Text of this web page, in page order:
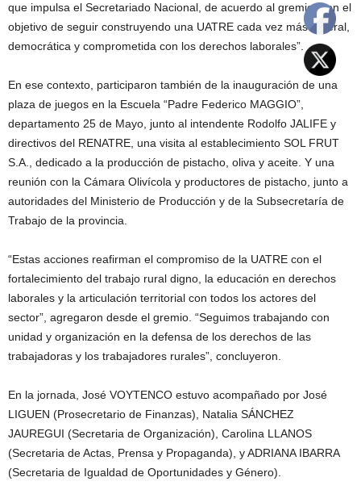
que impulsa el Secretariado Nacional, de acuerdo al gremio “con el
objetivo de seguir construyendo una UATRE cada vez más federal,
democrática y comprometida con los derechos laborales”.
En ese contexto, participaron también de la inauguración de una
plaza de juegos en la Escuela “Padre Federico MAGGIO”,
departamento 25 de Mayo, junto al intendente Rodolfo JALIFE y
directivos del RENATRE, una visita al establecimiento SOL FRUT
S.A., dedicado a la producción de pistacho, oliva y aceite. Y una
reunión con la Cámara Olivícola y productores de pistacho, junto a
autoridades del Ministerio de Producción y de la Subsecretaría de
Trabajo de la provincia.
“Estas acciones reafirman el compromiso de la UATRE con el
fortalecimiento del trabajo rural digno, la educación en derechos
laborales y la articulación territorial con todos los actores del
sector”, agregaron desde el gremio. “Seguimos trabajando con
unidad y organización en la defensa de los derechos de las
trabajadoras y los trabajadores rurales”, concluyeron.
En la jornada, José VOYTENCO estuvo acompañado por José
LIGUEN (Prosecretario de Finanzas), Natalia SÁNCHEZ
JAUREGUI (Secretaria de Organización), Carolina LLANOS
(Secretaria de Actas, Prensa y Propaganda), y ADRIANA IBARRA
(Secretaria de Igualdad de Oportunidades y Género).